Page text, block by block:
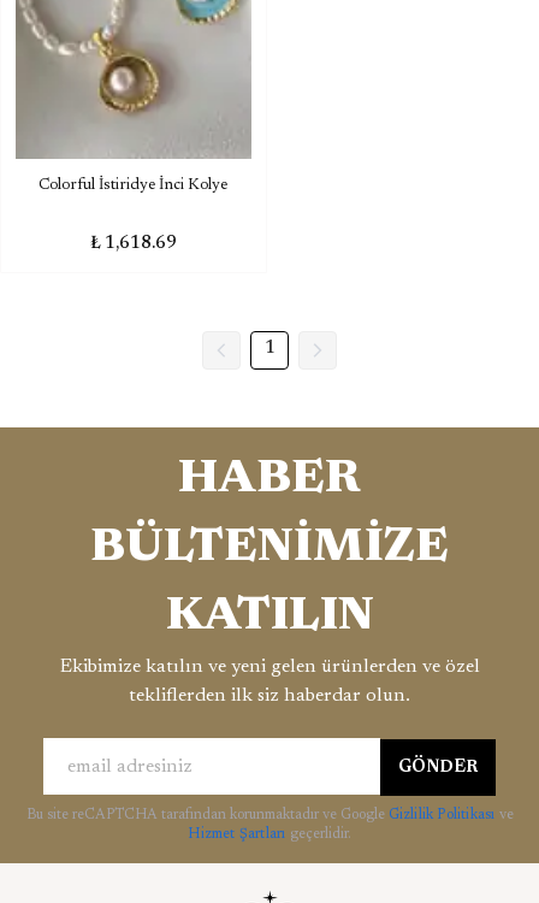
Colorful İstiridye İnci Kolye
₺ 1,618.69
1
HABER
BÜLTENİMİZE
KATILIN
Ekibimize katılın ve yeni gelen ürünlerden ve özel
tekliflerden ilk siz haberdar olun.
GÖNDER
Bu site reCAPTCHA tarafından korunmaktadır ve Google Gizlilik Politikası ve
Hizmet Şartları geçerlidir.